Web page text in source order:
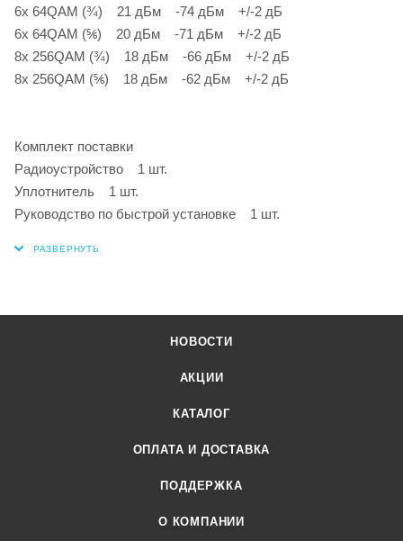
6x 64QAM (¾) 21 дБм -74 дБм +/-2 дБ
6x 64QAM (⅚) 20 дБм -71 дБм +/-2 дБ
8x 256QAM (¾) 18 дБм -66 дБм +/-2 дБ
8x 256QAM (⅚) 18 дБм -62 дБм +/-2 дБ
Комплект поставки
Радиоустройство 1 шт.
Уплотнитель 1 шт.
Руководство по быстрой установке 1 шт.
НОВОСТИ
АКЦИИ
КАТАЛОГ
ОПЛАТА И ДОСТАВКА
ПОДДЕРЖКА
О КОМПАНИИ